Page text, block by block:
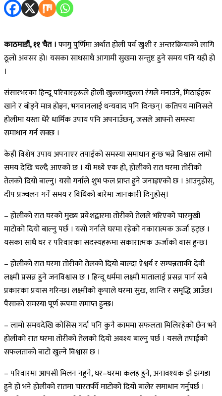
काठमाडौं, ११ चैत ।फागु पुर्णिमा अर्थात होली पर्व खुशी र अन्तरक्रियाको लागि
ठूलो अवसर हो। यसका साथसाथै आगामी सुखमा सन्तुष्ट हुने समय पनि यही हो
।
संसारभरका हिन्दू परिवारहरूले होली खुल्लमखुल्ला रंगले मनाउने, मिठाईहरू
खाने र बाँड्ने मात्र होइन, भगवानलाई धन्यवाद पनि दिन्छन्। कतिपय मानिसले
होलीमा यस्ता धेरै धार्मिक उपाय पनि अपनाउँछन्, जसले आफ्नो समस्या
समाधान गर्न सक्छ ।
केही विशेष उपाय अपनाएर तपाईको समस्या समाधान हुन्छ भन्ने विश्वास लामो
समय देखि चल्दै आएको छ । यी मध्ये एक हो, होलीको रात घरमा तोरीको
तेलको दियो बाल्नु। यसो गर्नाले शुभ फल प्राप्त हुने जनाइएको छ । आउनुहोस्,
दीप प्रज्वलन गर्ने समय र विधिको बारेमा जानकारी दिनुहोस्।
– होलीको रात घरको मुख्य प्रवेशद्वारमा तोरीको तेलले भरिएको चारमुखी
माटोको दियो बाल्नु पर्छ । यसो गर्नाले घरमा रहेको नकारात्मक ऊर्जा हट्छ ।
यसका साथै घर र परिवारका सदस्यहरूमा सकारात्मक ऊर्जाको वास हुन्छ।
– होलीको रात घरमा तोरीको तेलको दियो बाल्दा ऐश्वर्य र सम्पन्नताकी देवी
लक्ष्मी प्रसन्न हुने जनविश्वास छ । हिन्दू धर्ममा लक्ष्मी मातालाई प्रसन्न पार्न सबै
प्रकारका प्रयास गरिन्छ। लक्ष्मीको कृपाले घरमा सुख, शान्ति र समृद्धि आउँछ।
पैसाको समस्या पूर्ण रूपमा समाप्त हुन्छ।
– लामो समयदेखि कोसिस गर्दा पनि कुनै काममा सफलता मिलिरहेको छैन भने
होलीको रात घरमा तोरीको तेलको दियो अवश्य बाल्नु पर्छ । यसले तपाईको
सफलताको बाटो खुल्ने विश्वास छ ।
– परिवारमा आपसी मिलन नहुने, घर–घरमा कलह हुने, अनावश्यक झै झगडा
हुने हो भने होलीको रातमा चारतर्फी माटोको दियो बालेर समाधान गर्नुपर्छ ।